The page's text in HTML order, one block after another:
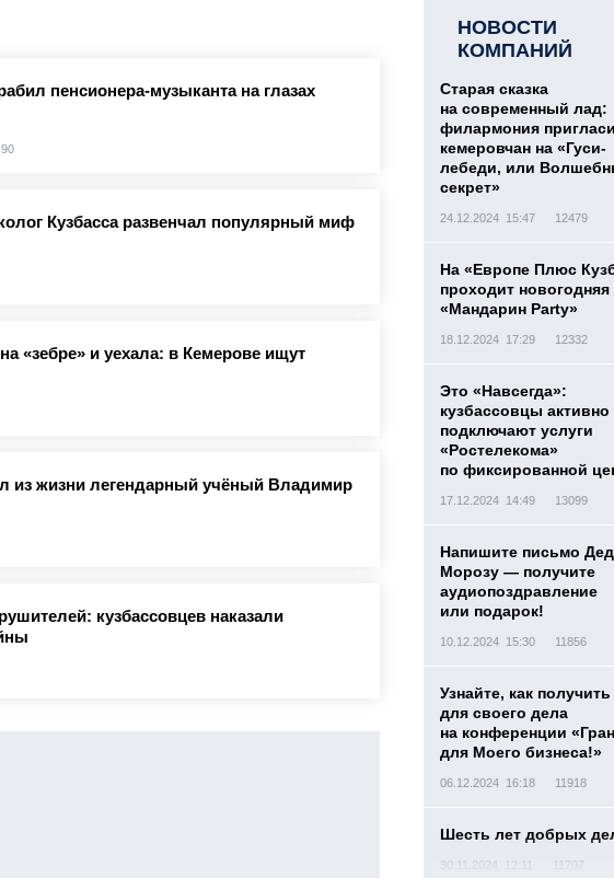
пенсионера-музыканта на глазах
90
Кузбасса развенчал популярный миф
«зебре» и уехала: в Кемерове ищут
из жизни легендарный учёный Владимир
кузбассовцев наказали
НОВОСТИ
КОМПАНИЙ
Старая сказка
на современный лад:
филармония
кемеровчан на «Гуси-
лебеди, или
секрет»
24.12.2024 15:47 12479
На «Европе Плюс
проходит новогодняя
«Мандарин Party»
18.12.2024 17:29 12332
Это «Навсегда»:
кузбассовцы активно
подключают услуги
«Ростелекома»
по фиксированной
17.12.2024 14:49 13099
Напишите письмо
Морозу — получите
аудиопоздравление
или подарок!
10.12.2024 15:30 11856
Узнайте, как получить
для своего дела
на конференции
для Моего бизнеса!»
06.12.2024 16:18 11918
Шесть лет добрых
30.11.2024 12:11 11707